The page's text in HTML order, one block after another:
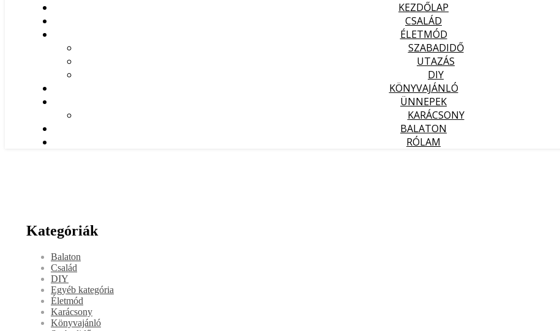
KEZDŐLAP
CSALÁD
ÉLETMÓD
SZABADIDŐ
UTAZÁS
DIY
KÖNYVAJÁNLÓ
ÜNNEPEK
KARÁCSONY
BALATON
RÓLAM
Kategóriák
Balaton
Család
DIY
Egyéb kategória
Életmód
Karácsony
Könyvajánló